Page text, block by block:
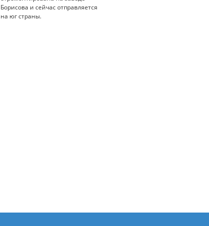
Борисова и сейчас отправляется
на юг страны.